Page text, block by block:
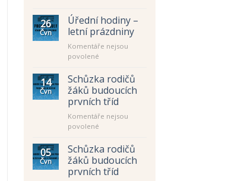
26
Čvn
Úřední hodiny –
letní prázdniny
Komentáře nejsou
povolenéu
s
názvem
Úřední
hodiny
–
letní
14
Čvn
Schůzka rodičů
žáků budoucích
prvních tříd
Komentáře nejsou
povolenéu
s
názvem
Schůzka
rodičů
05
Čvn
Schůzka rodičů
žáků budoucích
prvních tříd